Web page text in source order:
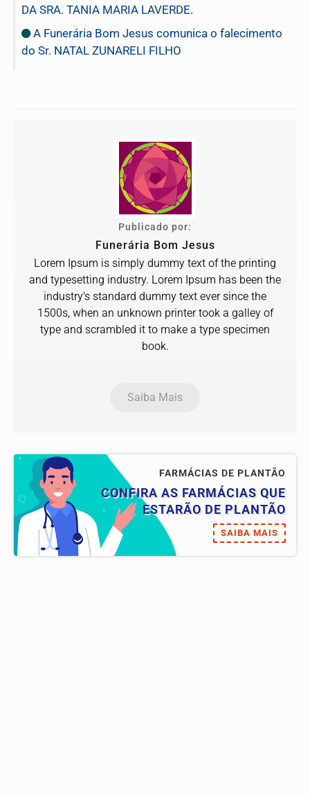
DA SRA. TANIA MARIA LAVERDE.
A Funerária Bom Jesus comunica o falecimento
do Sr. NATAL ZUNARELI FILHO
Publicado por:
Funerária Bom Jesus
Lorem Ipsum is simply dummy text of the printing
and typesetting industry. Lorem Ipsum has been the
industry's standard dummy text ever since the
1500s, when an unknown printer took a galley of
type and scrambled it to make a type specimen
book.
Saiba Mais
FARMÁCIAS DE PLANTÃO
CONFIRA AS FARMÁCIAS QUE
ESTARÃO DE PLANTÃO
SAIBA MAIS